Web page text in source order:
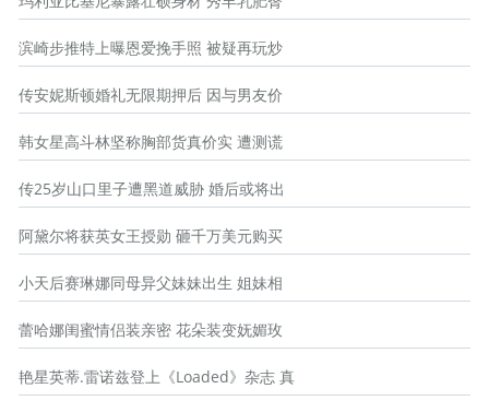
滨崎步推特上曝恩爱挽手照 被疑再玩炒
传安妮斯顿婚礼无限期押后 因与男友价
韩女星高斗林坚称胸部货真价实 遭测谎
传25岁山口里子遭黑道威胁 婚后或将出
阿黛尔将获英女王授勋 砸千万美元购买
小天后赛琳娜同母异父妹妹出生 姐妹相
蕾哈娜闺蜜情侣装亲密 花朵装变妩媚玫
艳星英蒂.雷诺兹登上《Loaded》杂志 真